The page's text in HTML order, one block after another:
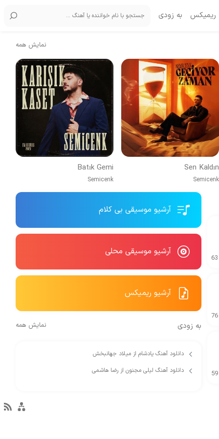
ریمیکس به زودی
نمایش همه
Sen Kaldın
Semicenk
Batık Gemi
Semicenk
63
76
59
آرشیو موسیقی بی کلام
آرشیو موسیقی محلی
آرشیو ریمیکس
به زودی نمایش همه
دانلود آهنگ یادشام از میلاد جهانبخش
دانلود آهنگ لیلی مجنون از رضا هاشمی